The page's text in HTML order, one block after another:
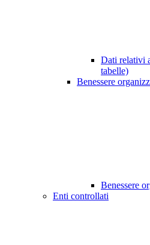
Dati relativi
tabelle)
Benessere
Benessere
Enti controllati